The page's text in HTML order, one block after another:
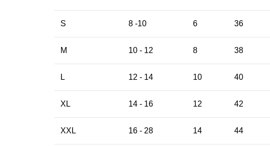
S 8 -10 6 36
M 10 - 12 8 38
L 12 - 14 10 40
XL 14 - 16 12 42
XXL 16 - 28 14 44